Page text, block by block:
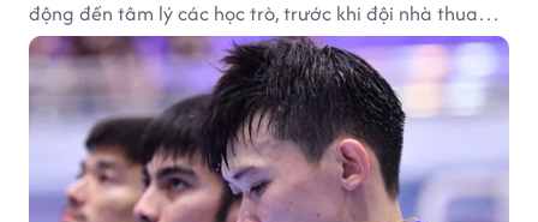
động đến tâm lý các học trò, trước khi đội nhà thua
đậm Nga 1-7.